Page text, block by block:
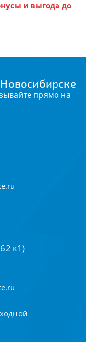
и выгода до
прямо на
к1)